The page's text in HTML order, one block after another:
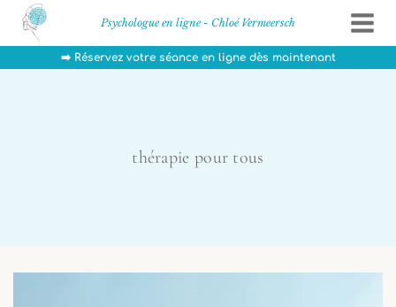
Aller
contenu
Psychologue en ligne - Chloé Vermeersch
➡️ Réservez votre séance en ligne dès maintenant
thérapie pour tous